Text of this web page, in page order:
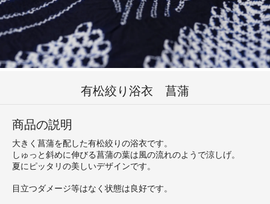
有松絞り浴衣 菖蒲
商品の説明
大きく菖蒲を配した有松絞りの浴衣です。
しゅっと斜めに伸びる菖蒲の葉は風の流れのようで涼しげ。
夏にピッタリの美しいデザインです。
目立つダメージ等はなく状態は良好です。